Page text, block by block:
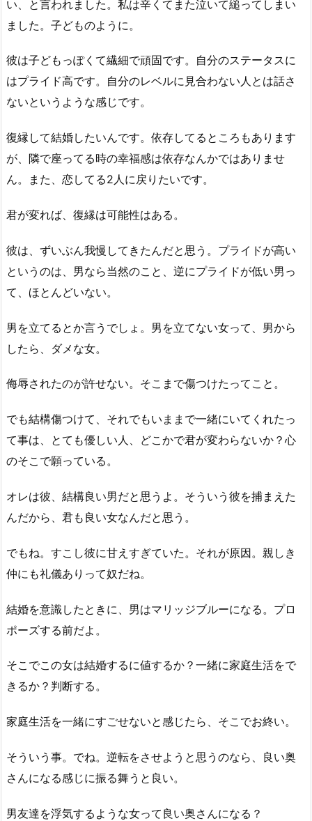
い、と言われました。私は辛くてまた泣いて縋ってしまい
ました。子どものように。
彼は子どもっぽくて繊細で頑固です。自分のステータスに
はプライド高です。自分のレベルに見合わない人とは話さ
ないというような感じです。
復縁して結婚したいんです。依存してるところもあります
が、隣で座ってる時の幸福感は依存なんかではありませ
ん。また、恋してる2人に戻りたいです。
君が変れば、復縁は可能性はある。
彼は、ずいぶん我慢してきたんだと思う。プライドが高い
というのは、男なら当然のこと、逆にプライドが低い男っ
て、ほとんどいない。
男を立てるとか言うでしょ。男を立てない女って、男から
したら、ダメな女。
侮辱されたのが許せない。そこまで傷つけたってこと。
でも結構傷つけて、それでもいままで一緒にいてくれたっ
て事は、とても優しい人、どこかで君が変わらないか？心
のそこで願っている。
オレは彼、結構良い男だと思うよ。そういう彼を捕まえた
んだから、君も良い女なんだと思う。
でもね。すこし彼に甘えすぎていた。それが原因。親しき
仲にも礼儀ありって奴だね。
結婚を意識したときに、男はマリッジブルーになる。プロ
ポーズする前だよ。
そこでこの女は結婚するに値するか？一緒に家庭生活をで
きるか？判断する。
家庭生活を一緒にすごせないと感じたら、そこでお終い。
そういう事。でね。逆転をさせようと思うのなら、良い奥
さんになる感じに振る舞うと良い。
男友達を浮気するような女って良い奥さんになる？